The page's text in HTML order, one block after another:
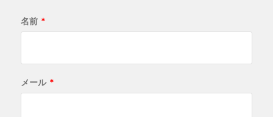
名前 *
メール *